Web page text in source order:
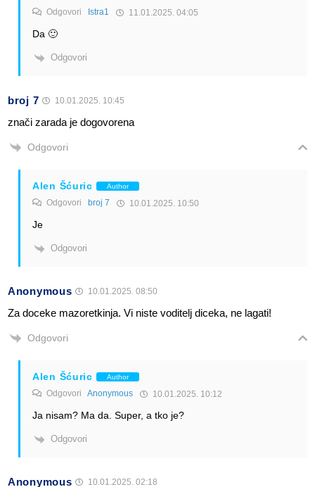
Odgovori Istra1 11.01.2025. 04:05
Da 🙂
Odgovori
broj 7 10.01.2025. 10:45
znači zarada je dogovorena
Odgovori
Alen Šćuric Author
Odgovori broj 7 10.01.2025. 10:50
Je
Odgovori
Anonymous 10.01.2025. 08:50
Za doceke mazoretkinja. Vi niste voditelj diceka, ne lagati!
Odgovori
Alen Šćuric Author
Odgovori Anonymous 10.01.2025. 10:12
Ja nisam? Ma da. Super, a tko je?
Odgovori
Anonymous 10.01.2025. 02:18